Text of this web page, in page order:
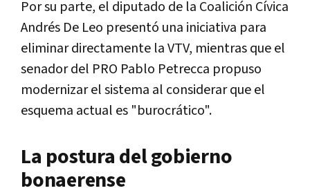
Por su parte, el diputado de la Coalición Cívica
Andrés De Leo presentó una iniciativa para
eliminar directamente la VTV, mientras que el
senador del PRO Pablo Petrecca propuso
modernizar el sistema al considerar que el
esquema actual es "burocrático".
La postura del gobierno
bonaerense